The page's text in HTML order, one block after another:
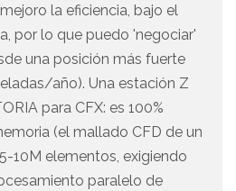
la eficiencia, bajo el
por lo que puedo 'negociar'
una posición más fuerte
año). Una estación Z
para CFX: es 100%
(el mallado CFD de un
10M elementos, exigiendo
paralelo de